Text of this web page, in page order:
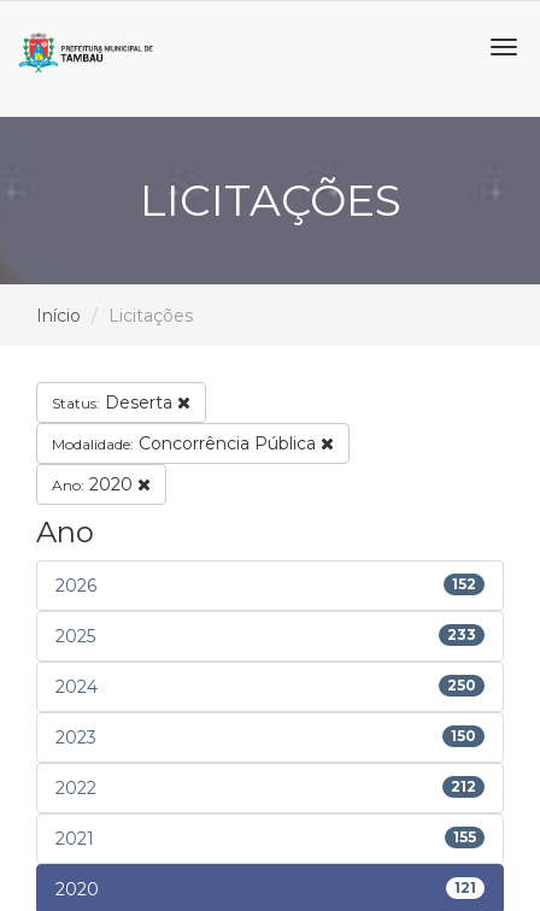
LICITAÇÕES
Início Licitações
Status: Deserta
Modalidade: Concorrência Pública
Ano: 2020
Ano
2026 152
2025 233
2024 250
2023 150
2022 212
2021 155
2020 121